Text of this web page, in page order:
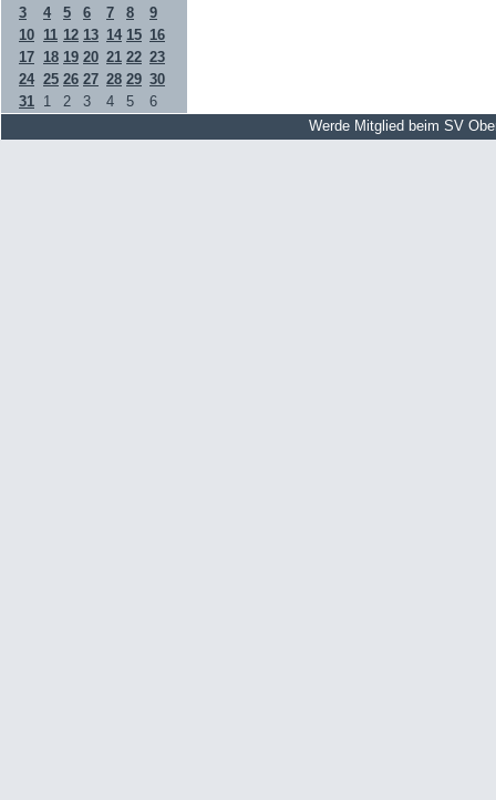
3
4 5 6 7 8
9
10 11 12 13 14 15 16
17 18 19 20 21 22 23
24 25 26 27 28 29 30
31 1 2 3 4 5 6
Werde Mitglied beim SV